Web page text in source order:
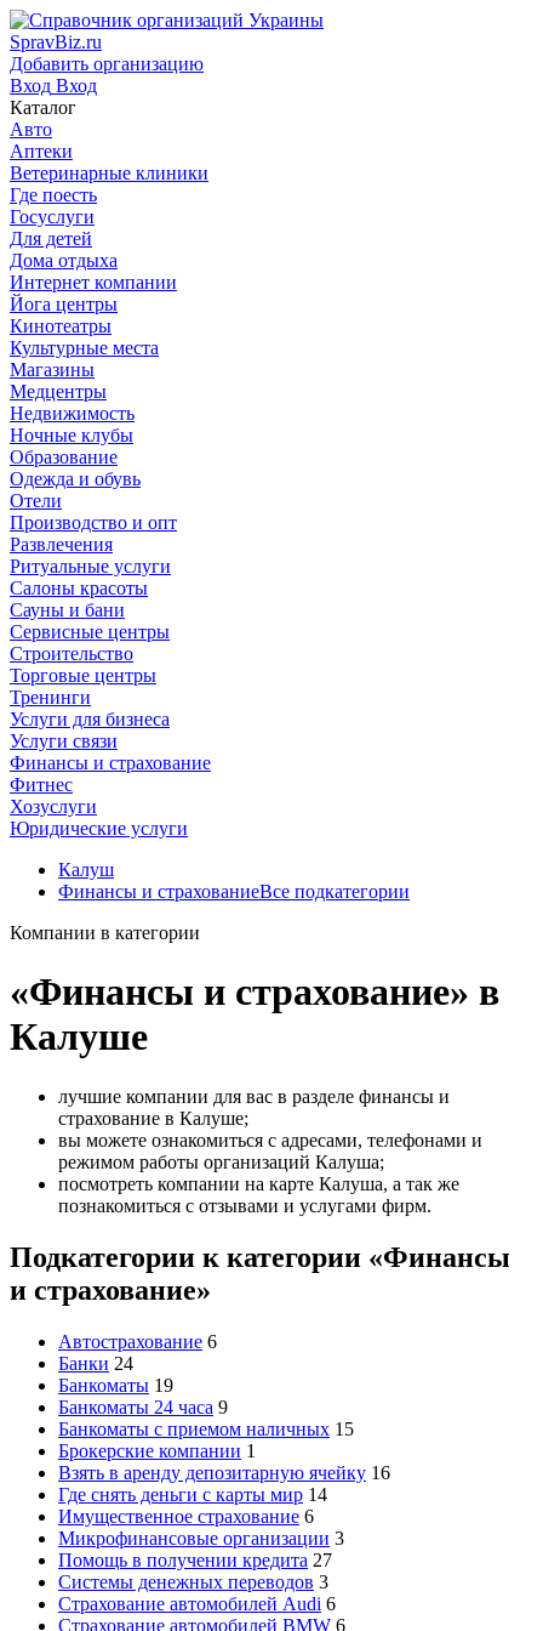
SpravBiz.ru
Добавить организацию
Вход Вход
Каталог
Авто
Аптеки
Ветеринарные клиники
Где поесть
Госуслуги
Для детей
Дома отдыха
Интернет компании
Йога центры
Кинотеатры
Культурные места
Магазины
Медцентры
Недвижимость
Ночные клубы
Образование
Одежда и обувь
Отели
Производство и опт
Развлечения
Ритуальные услуги
Салоны красоты
Сауны и бани
Сервисные центры
Строительство
Торговые центры
Тренинги
Услуги для бизнеса
Услуги связи
Финансы и страхование
Фитнес
Хозуслуги
Юридические услуги
Калуш
Финансы и страхованиеВсе подкатегории
Компании в категории
«Финансы и страхование» в
Калуше
лучшие компании для вас в разделе финансы и
страхование в Калуше;
вы можете ознакомиться с адресами, телефонами и
режимом работы организаций Калуша;
посмотреть компании на карте Калуша, а так же
познакомиться с отзывами и услугами фирм.
Подкатегории к категории «Финансы
и страхование»
Автострахование 6
Банки 24
Банкоматы 19
Банкоматы 24 часа 9
Банкоматы с приемом наличных 15
Брокерские компании 1
Взять в аренду депозитарную ячейку 16
Где снять деньги с карты мир 14
Имущественное страхование 6
Микрофинансовые организации 3
Помощь в получении кредита 27
Системы денежных переводов 3
Страхование автомобилей Audi 6
Страхование автомобилей BMW 6